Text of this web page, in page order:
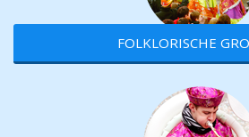
FOLKLORISCHE